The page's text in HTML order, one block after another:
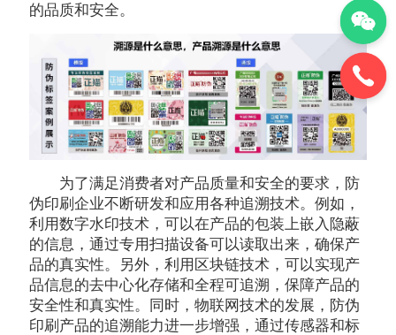
的品质和安全。
为了满足消费者对产品质量和安全的要求，防
伪印刷企业不断研发和应用各种追溯技术。例如，
利用数字水印技术，可以在产品的包装上嵌入隐蔽
的信息，通过专用扫描设备可以读取出来，确保产
品的真实性。另外，利用区块链技术，可以实现产
品信息的去中心化存储和全程可追溯，保障产品的
安全性和真实性。同时，物联网技术的发展，防伪
印刷产品的追溯能力进一步增强，通过传感器和标